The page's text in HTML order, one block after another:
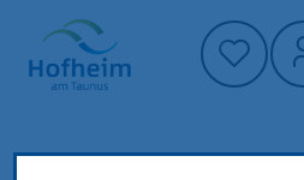
Startseite"